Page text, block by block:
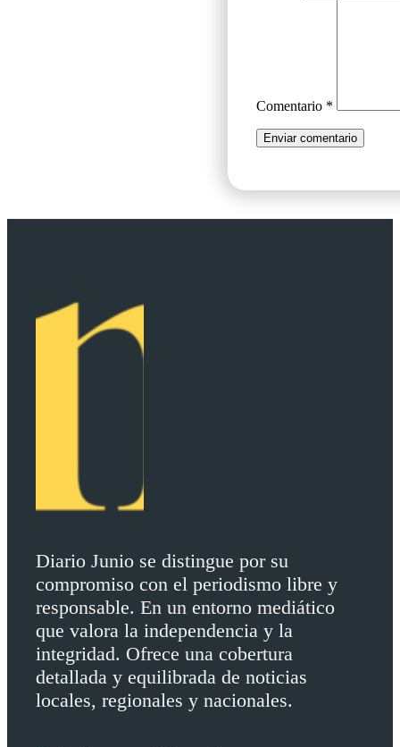
Comentario *
Diario Junio se distingue por su
compromiso con el periodismo libre y
responsable. En un entorno mediático
que valora la independencia y la
integridad. Ofrece una cobertura
detallada y equilibrada de noticias
locales, regionales y nacionales.